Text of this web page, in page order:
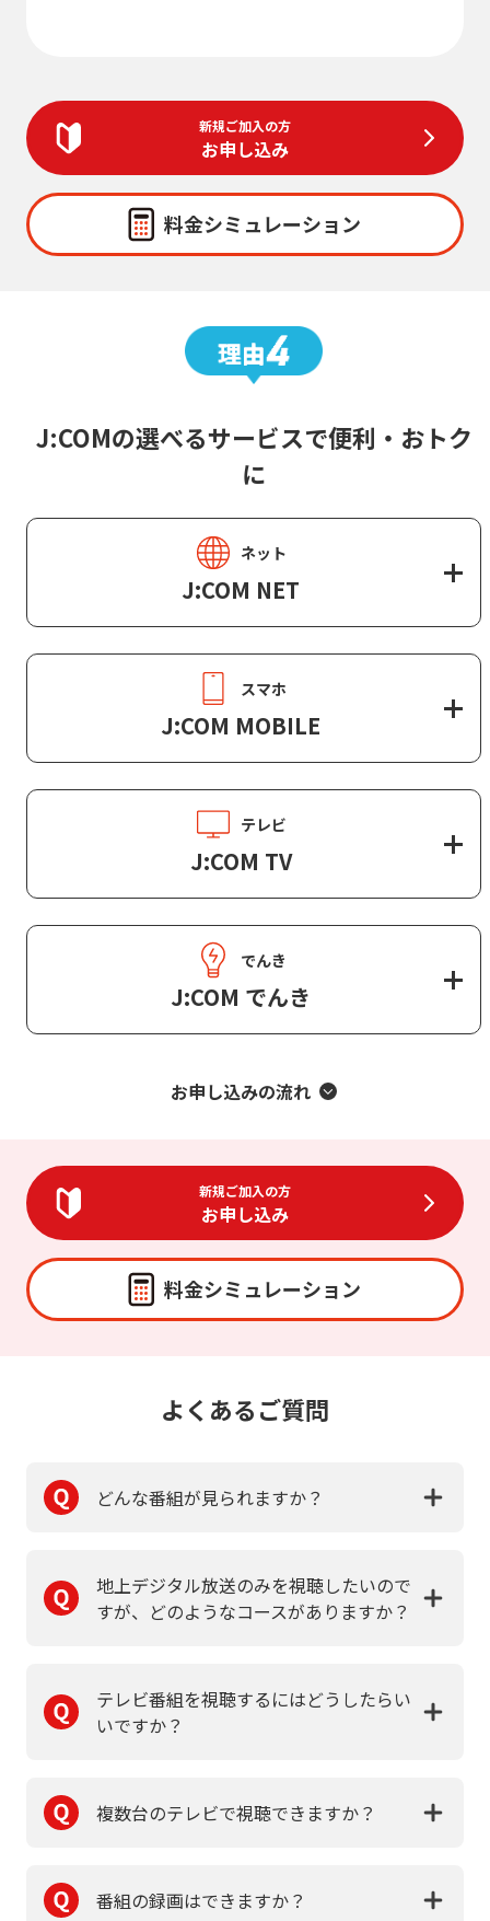
新規ご加入の方
お申し込み
料金シミュレーション
J:COMの選べるサービスで便利・おトク
に
ネット
J:COM NET
スマホ
J:COM MOBILE
テレビ
J:COM TV
でんき
J:COM でんき
お申し込みの流れ
新規ご加入の方
お申し込み
料金シミュレーション
よくあるご質問
どんな番組が見られますか？
地上デジタル放送のみを視聴したいので
すが、どのようなコースがありますか？
テレビ番組を視聴するにはどうしたらい
いですか？
複数台のテレビで視聴できますか？
番組の録画はできますか？